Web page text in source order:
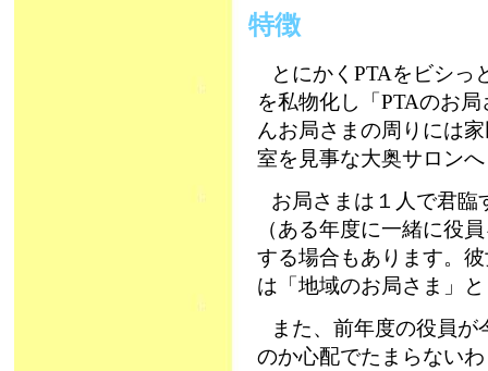
特徴
とにかくPTAをビシ
を私物化し「PTAのお
んお局さまの周りには
室を見事な大奥サロン
お局さまは１人で君臨
（ある年度に一緒に役
する場合もあります。
は「地域のお局さま」
また、前年度の役員
のか心配でたまらない